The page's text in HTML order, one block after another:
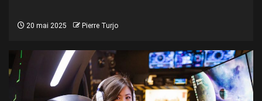
20 mai 2025 Pierre Turjo